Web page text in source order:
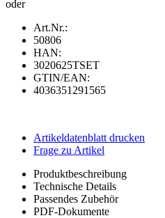
oder
Art.Nr.:
50806
HAN:
3020625TSET
GTIN/EAN:
4036351291565
Artikeldatenblatt drucken
Frage zu Artikel
Produktbeschreibung
Technische Details
Passendes Zubehör
PDF-Dokumente